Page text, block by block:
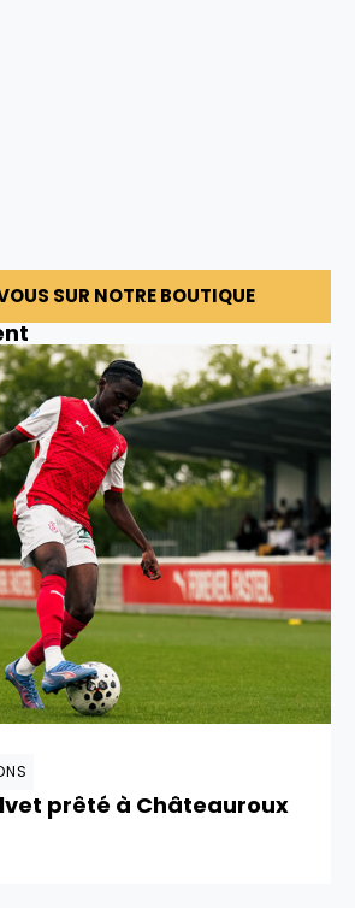
SUR NOTRE BOUTIQUE
prêté à Châteauroux